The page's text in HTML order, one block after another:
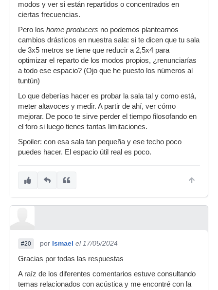
modos y ver si están repartidos o concentrados en
ciertas frecuencias.
Pero los home producers no podemos plantearnos
cambios drásticos en nuestra sala: si te dicen que tu sala
de 3x5 metros se tiene que reducir a 2,5x4 para
optimizar el reparto de los modos propios, ¿renunciarías
a todo ese espacio? (Ojo que he puesto los números al
tuntún)
Lo que deberías hacer es probar la sala tal y como está,
meter altavoces y medir. A partir de ahí, ver cómo
mejorar. De poco te sirve perder el tiempo filosofando en
el foro si luego tienes tantas limitaciones.
Spoiler: con esa sala tan pequeña y ese techo poco
puedes hacer. El espacio útil real es poco.
#20 por Ismael el 17/05/2024
Gracias por todas las respuestas
A raíz de los diferentes comentarios estuve consultando
temas relacionados con acústica y me encontré con la